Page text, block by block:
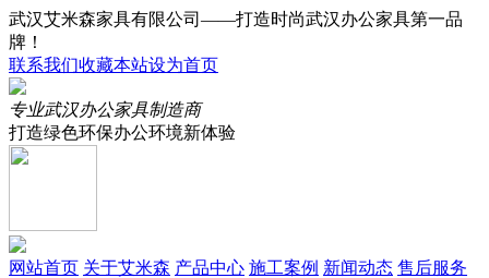
武汉艾米森家具有限公司——打造时尚武汉办公家具第一品
牌！
联系我们收藏本站设为首页
专业武汉办公家具制造商
打造绿色环保办公环境新体验
网站首页 关于艾米森 产品中心 施工案例 新闻动态 售后服务